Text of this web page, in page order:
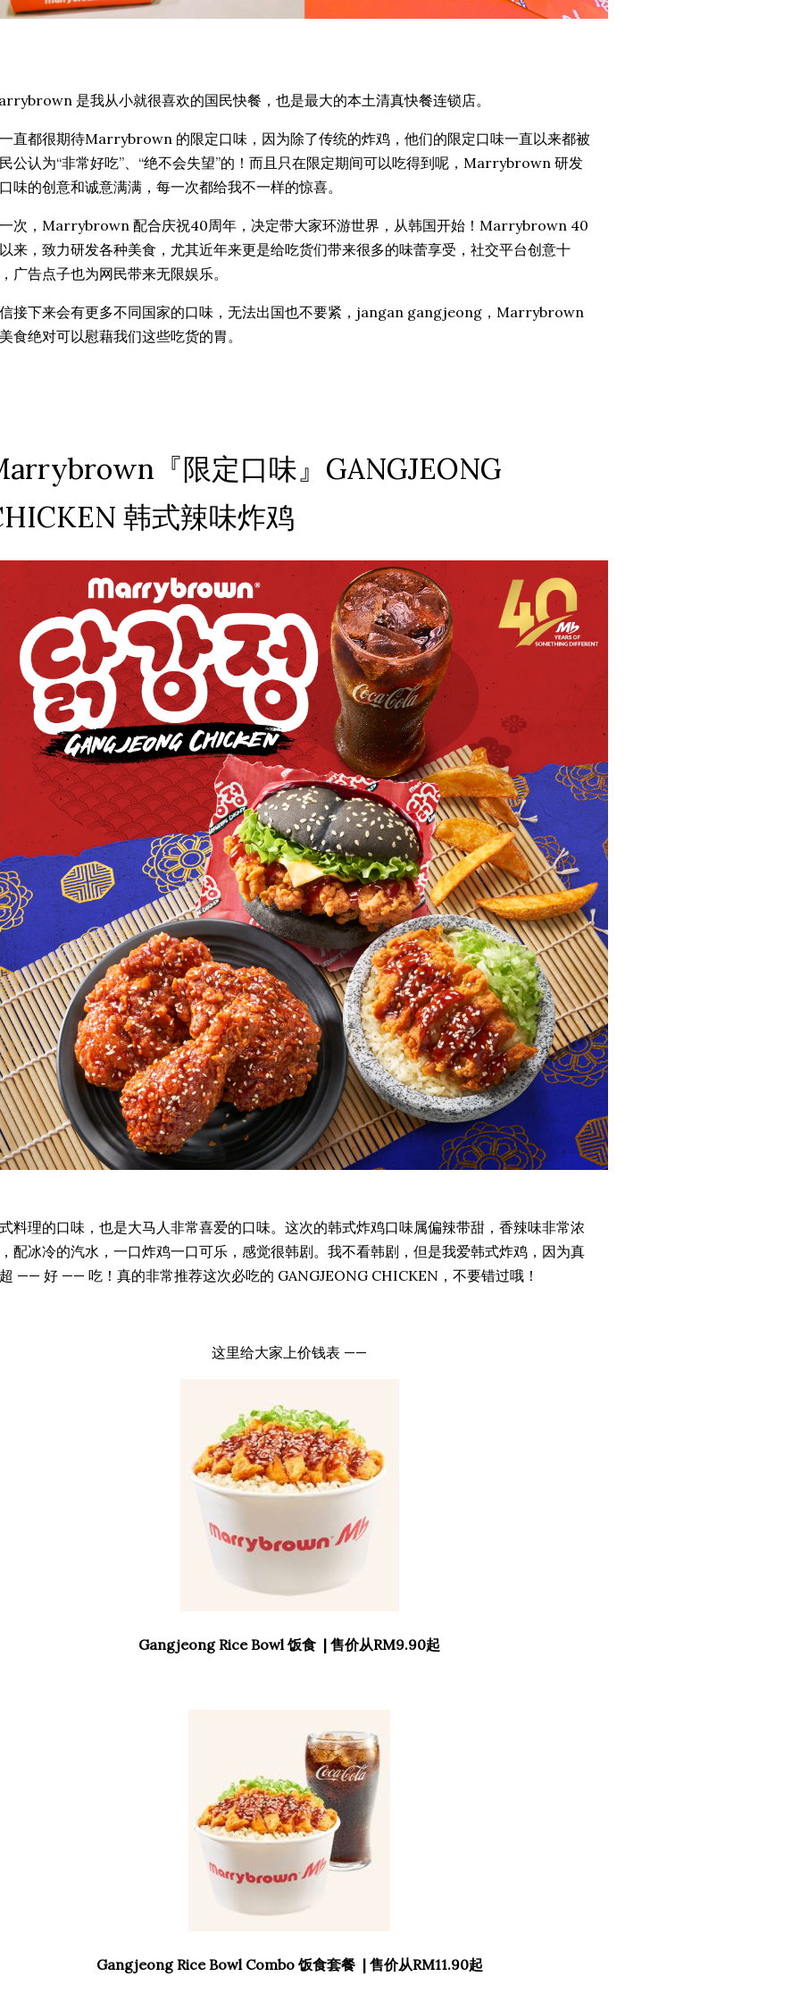
是我从小就很喜欢的国民快餐，也是最大的本土清真快餐连锁店。
直都很期待Marrybrown 的限定口味，因为除了传统的炸鸡，他们的限定口味一直以来都被
公认为“非常好吃”、“绝不会失望”的！而且只在限定期间可以吃得到呢，Marrybrown 研发
味的创意和诚意满满，每一次都给我不一样的惊喜。
次，Marrybrown 配合庆祝40周年，决定带大家环游世界，从韩国开始！Marrybrown 40
来，致力研发各种美食，尤其近年来更是给吃货们带来很多的味蕾享受，社交平台创意十
广告点子也为网民带来无限娱乐。
接下来会有更多不同国家的口味，无法出国也不要紧，jangan gangjeong，Marrybrown
食绝对可以慰藉我们这些吃货的胃。
『限定口味』GANGJEONG
韩式辣味炸鸡
料理的口味，也是大马人非常喜爱的口味。这次的韩式炸鸡口味属偏辣带甜，香辣味非常浓
配冰冷的汽水，一口炸鸡一口可乐，感觉很韩剧。我不看韩剧，但是我爱韩式炸鸡，因为真
—— 好 —— 吃！真的非常推荐这次必吃的 GANGJEONG CHICKEN，不要错过哦！
这里给大家上价钱表 ——
Gangjeong Rice Bowl 饭食 | 售价从RM9.90起
Gangjeong Rice Bowl Combo 饭食套餐 | 售价从RM11.90起